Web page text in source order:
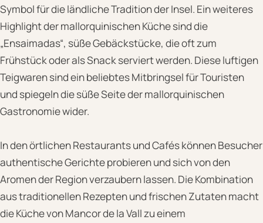
Symbol für die ländliche Tradition der Insel. Ein weiteres
Highlight der mallorquinischen Küche sind die
„Ensaimadas“, süße Gebäckstücke, die oft zum
Frühstück oder als Snack serviert werden. Diese luftigen
Teigwaren sind ein beliebtes Mitbringsel für Touristen
und spiegeln die süße Seite der mallorquinischen
Gastronomie wider.
In den örtlichen Restaurants und Cafés können Besucher
authentische Gerichte probieren und sich von den
Aromen der Region verzaubern lassen. Die Kombination
aus traditionellen Rezepten und frischen Zutaten macht
die Küche von Mancor de la Vall zu einem